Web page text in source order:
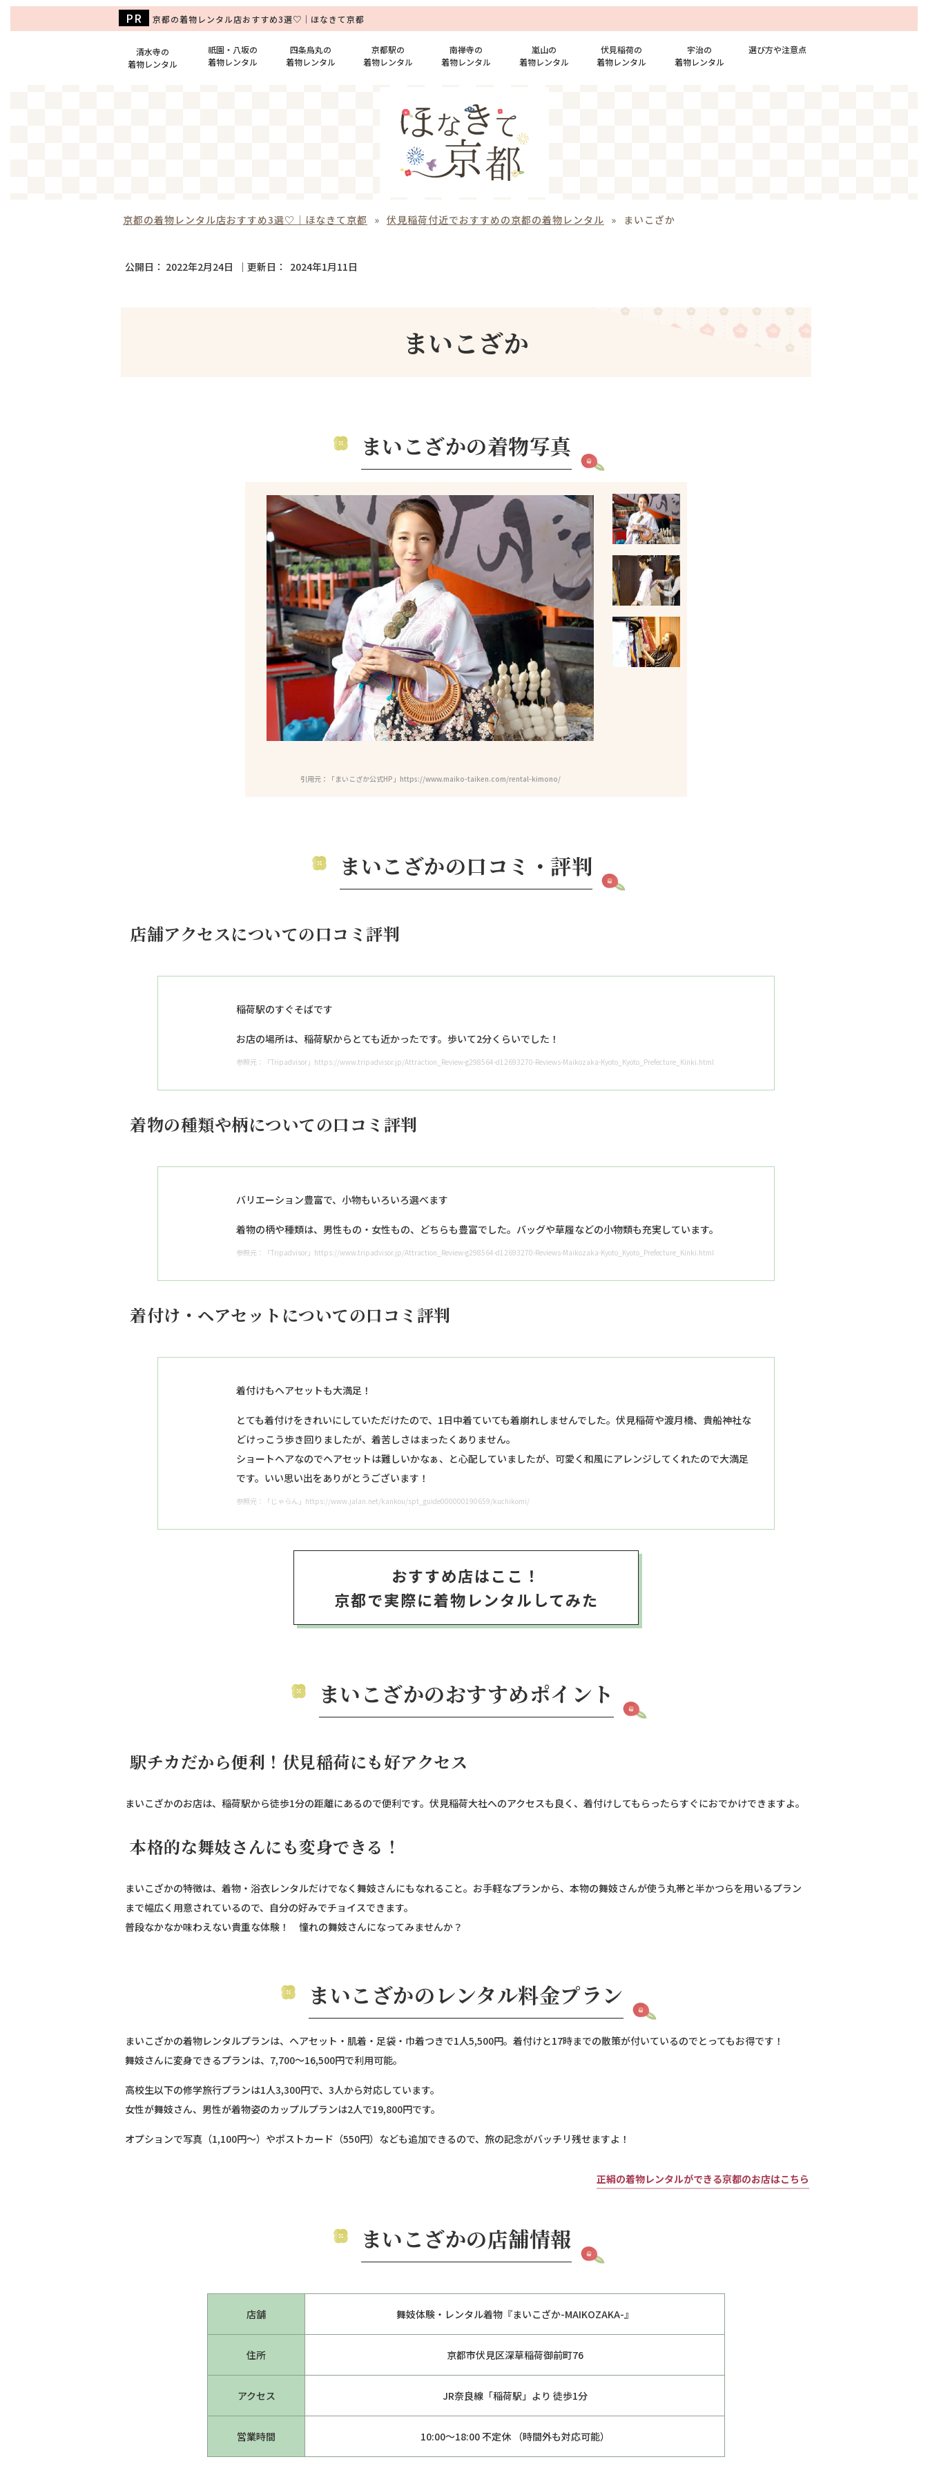
京都の着物レンタル店おすすめ3選♡｜ほなきて京都
清水寺の
着物レンタル
祇園・八坂の
着物レンタル
四条烏丸の
着物レンタル
京都駅の
着物レンタル
南禅寺の
着物レンタル
嵐山の
着物レンタル
伏見稲荷の
着物レンタル
宇治の
着物レンタル
選び方や注意点
京都の着物レンタル店おすすめ3選♡｜ほなきて京都 » 伏見稲荷付近でおすすめの京都の着物レンタル » まいこざか
公開日： 2022年2月24日 ｜更新日： 2024年1月11日
まいこざか
まいこざかの着物写真
引用元：「まいこざか公式HP」https://www.maiko-taiken.com/rental-kimono/
まいこざかの口コミ・評判
店舗アクセスについての口コミ評判
稲荷駅のすぐそばです
お店の場所は、稲荷駅からとても近かったです。歩いて2分くらいでした！
参照元：「Tripadvisor」https://www.tripadvisor.jp/Attraction_Review-g298564-d12693270-Reviews-Maikozaka-Kyoto_Kyoto_Prefecture_Kinki.html
着物の種類や柄についての口コミ評判
バリエーション豊富で、小物もいろいろ選べます
着物の柄や種類は、男性もの・女性もの、どちらも豊富でした。バッグや草履などの小物類も充実しています。
参照元：「Tripadvisor」https://www.tripadvisor.jp/Attraction_Review-g298564-d12693270-Reviews-Maikozaka-Kyoto_Kyoto_Prefecture_Kinki.html
着付け・ヘアセットについての口コミ評判
着付けもヘアセットも大満足！
とても着付けをきれいにしていただけたので、1日中着ていても着崩れしませんでした。伏見稲荷や渡月橋、貴船神社な
どけっこう歩き回りましたが、着苦しさはまったくありません。
ショートヘアなのでヘアセットは難しいかなぁ、と心配していましたが、可愛く和風にアレンジしてくれたので大満足
です。いい思い出をありがとうございます！
参照元：「じゃらん」https://www.jalan.net/kankou/spt_guide000000190659/kuchikomi/
おすすめ店はここ！
京都で実際に着物レンタルしてみた
まいこざかのおすすめポイント
駅チカだから便利！伏見稲荷にも好アクセス
まいこざかのお店は、稲荷駅から徒歩1分の距離にあるので便利です。伏見稲荷大社へのアクセスも良く、着付けしてもらったらすぐにおでかけできますよ。
本格的な舞妓さんにも変身できる！
まいこざかの特徴は、着物・浴衣レンタルだけでなく舞妓さんにもなれること。お手軽なプランから、本物の舞妓さんが使う丸帯と半かつらを用いるプラン
まで幅広く用意されているので、自分の好みでチョイスできます。
普段なかなか味わえない貴重な体験！ 憧れの舞妓さんになってみませんか？
まいこざかのレンタル料金プラン
まいこざかの着物レンタルプランは、ヘアセット・肌着・足袋・巾着つきで1人5,500円。着付けと17時までの散策が付いているのでとってもお得です！
舞妓さんに変身できるプランは、7,700～16,500円で利用可能。
高校生以下の修学旅行プランは1人3,300円で、3人から対応しています。
女性が舞妓さん、男性が着物姿のカップルプランは2人で19,800円です。
オプションで写真（1,100円～）やポストカード（550円）なども追加できるので、旅の記念がバッチリ残せますよ！
正絹の着物レンタルができる京都のお店はこちら
まいこざかの店舗情報
店舗 舞妓体験・レンタル着物『まいこざか-MAIKOZAKA-』
住所 京都市伏見区深草稲荷御前町76
アクセス JR奈良線「稲荷駅」より 徒歩1分
営業時間 10:00～18:00 不定休 （時間外も対応可能）